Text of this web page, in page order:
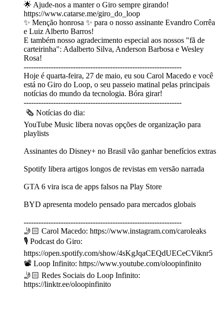
🌟 Ajude-nos a manter o Giro sempre girando!
https://www.catarse.me/giro_do_loop
✨ Menção honrosa ✨ para o nosso assinante Evandro Corrêa
e Luiz Alberto Barros!
E também nosso agradecimento especial aos nossos "fã de
carteirinha": Adalberto Silva, Anderson Barbosa e Wesley
Rosa!
----------------------------------------------------------------
Hoje é quarta-feira, 27 de maio, eu sou Carol Macedo e você
está no Giro do Loop, o seu passeio matinal pelas principais
notícias do mundo da tecnologia. Bóra girar!
----------------------------------------------------------------
🗞 Notícias do dia:
YouTube Music libera novas opções de organização para
playlists
Assinantes do Disney+ no Brasil vão ganhar benefícios extras
Spotify libera artigos longos de revistas em versão narrada
GTA 6 vira isca de apps falsos na Play Store
BYD apresenta modelo pensado para mercados globais
----------------------------------------------------------------
🤳🏻 Carol Macedo: https://www.instagram.com/caroleaks
🎙️ Podcast do Giro:
https://open.spotify.com/show/4sKgJqaCEQdUECeCViknr5
📽️ Loop Infinito: https://www.youtube.com/oloopinfinito
🤳🏻 Redes Sociais do Loop Infinito:
https://linktr.ee/oloopinfinito